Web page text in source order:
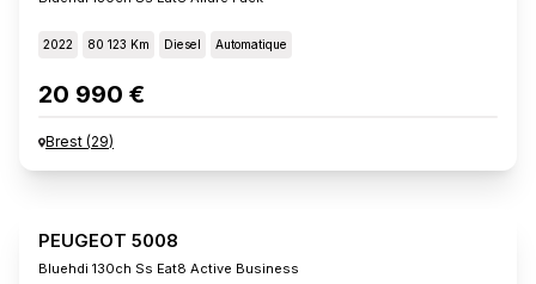
2022 80 123 Km Diesel Automatique
20 990 €
Brest (29)
PEUGEOT 5008
Bluehdi 130ch Ss Eat8 Active Business